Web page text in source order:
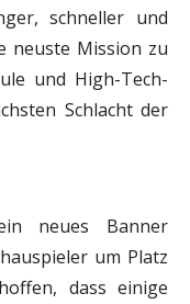
schneller und
neuste Mission zu
und High-Tech-
Schlacht der
neues Banner
um Platz
dass einige